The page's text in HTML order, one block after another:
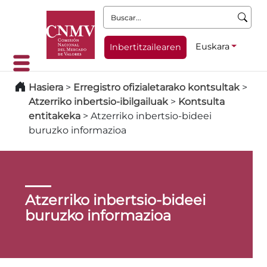
Buscar:
Inbertitzailearen Euskara
Hasiera > Erregistro ofizialetarako kontsultak>
Atzerriko inbertsio-ibilgailuak> Kontsulta
entitakeka > Atzerriko inbertsio-bideei
buruzko informazioa
Atzerriko inbertsio-bideei
buruzko informazioa